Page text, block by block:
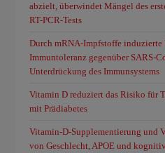
abzielt, überwindet Mängel des
RT-PCR-Tests
Durch mRNA-Impfstoffe
Immuntoleranz gegenüber SARS-
Unterdrückung des Immunsystems
Vitamin D reduziert das Risiko für
mit Prädiabetes
Vitamin-D-Supplementierung und
von Geschlecht, APOE und